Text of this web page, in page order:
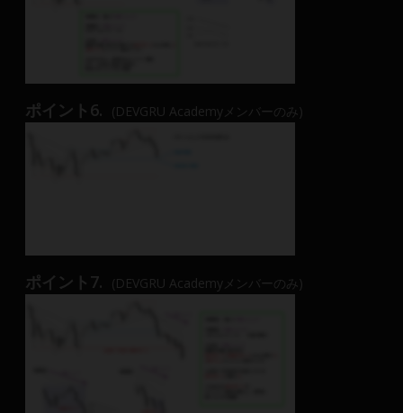
ポイント6. (DEVGRU Academyメンバーのみ)
ポイント7. (DEVGRU Academyメンバーのみ)